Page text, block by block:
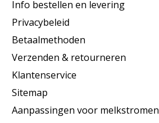
Info bestellen en levering
Privacybeleid
Betaalmethoden
Verzenden & retourneren
Klantenservice
Sitemap
Aanpassingen voor melkstromen